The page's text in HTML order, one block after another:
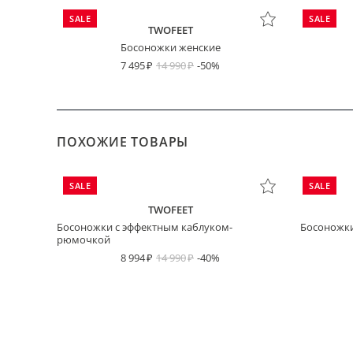
SALE
TWOFEET
Босоножки женские
7 495
14 990 -50%
SALE
ПОХОЖИЕ ТОВАРЫ
SALE
TWOFEET
Босоножки с эффектным каблуком-
рюмочкой
8 994
14 990 -40%
SALE